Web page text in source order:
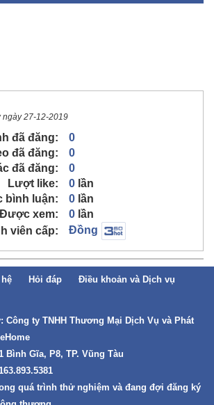
ngày 27-12-2019
đã đăng:
0
đã đăng:
0
đã đăng:
0
Lượt like:
0 lần
bình luận:
0 lần
Được xem:
0 lần
viên cấp:
Đồng
Hỏi đáp
Điều khoản và Dịch vụ
Công ty TNHH Thương Mại Dịch Vụ và Phát
Bình Gĩa, P8, TP. Vũng Tàu
quá trình thử nghiệm và đang đợi đăng ký